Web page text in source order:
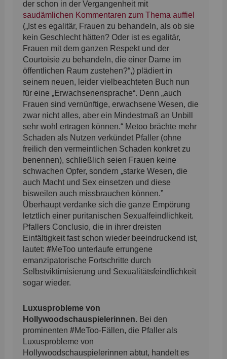
der schon in der Vergangenheit mit
saudämlichen Kommentaren zum Thema auffiel
(„Ist es egalitär, Frauen zu behandeln, als ob sie
kein Geschlecht hätten? Oder ist es egalitär,
Frauen mit dem ganzen Respekt und der
Courtoisie zu behandeln, die einer Dame im
öffentlichen Raum zustehen?“,) plädiert in
seinem neuen, leider vielbeachteten Buch nun
für eine „Erwachsenensprache“. Denn „auch
Frauen sind vernünftige, erwachsene Wesen, die
zwar nicht alles, aber ein Mindestmaß an Unbill
sehr wohl ertragen können.“ Metoo brächte mehr
Schaden als Nutzen verkündet Pfaller (ohne
freilich den vermeintlichen Schaden konkret zu
benennen), schließlich seien Frauen keine
schwachen Opfer, sondern „starke Wesen, die
auch Macht und Sex einsetzen und diese
bisweilen auch missbrauchen können.”
Überhaupt verdanke sich die ganze Empörung
letztlich einer puritanischen Sexualfeindlichkeit.
Pfallers Conclusio, die in ihrer dreisten
Einfältigkeit fast schon wieder beeindruckend ist,
lautet:#MeToo unterlaufe errungene
emanzipatorische Fortschritte durch
Selbstviktimisierung und Sexualitätsfeindlichkeit
sogar wieder.
Luxusprobleme von
Hollywoodschauspielerinnen. Bei den
prominenten#MeToo-Fällen, die Pfaller als
Luxusprobleme von
Hollywoodschauspielerinnen abtut, handelt es